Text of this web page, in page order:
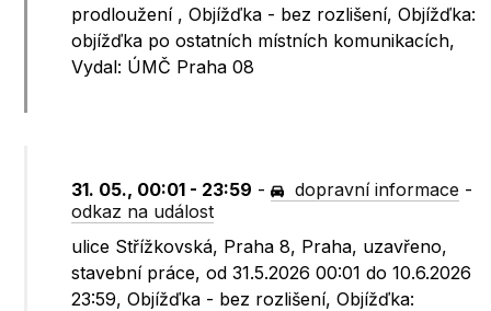
prodloužení , Objížďka - bez rozlišení, Objížďka:
objížďka po ostatních místních komunikacích,
Vydal: ÚMČ Praha 08
31. 05., 00:01 - 23:59 - dopravní informace -
odkaz na událost
ulice Střížkovská, Praha 8, Praha, uzavřeno,
stavební práce, od 31.5.2026 00:01 do 10.6.2026
23:59, Objížďka - bez rozlišení, Objížďka: